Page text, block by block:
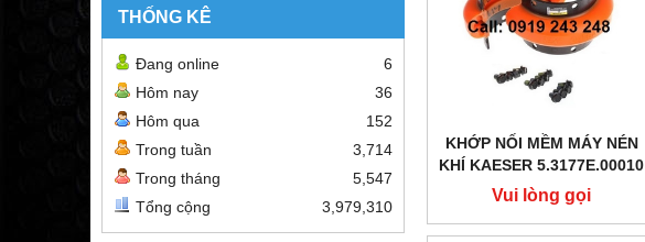
THỐNG KÊ
Đang online
6
Hôm nay
36
Hôm qua
152
Trong tuần
3,714
Trong tháng
5,547
Tổng cộng
3,979,310
KHỚP NỐI MỀM MÁY NÉN
KHÍ KAESER 5.3177E.00010
Vui lòng gọi